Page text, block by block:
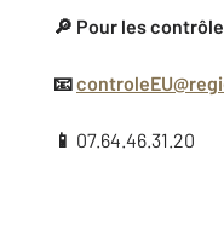
🔎 Pour les
📧
📱 07.64.46.31.20